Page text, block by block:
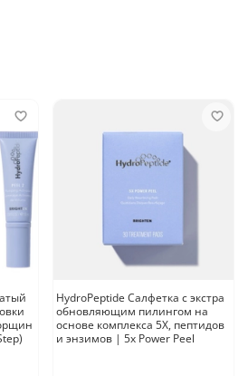
Распределите и внедрите легкими
движениями до полного
утреннего и вечернего ухода. Утром
SPF или как база под макияж.
США
HydroPeptide Салфетка с экстра
обновляющим пилингом на
основе комплекса 5Х, пептидов
и энзимов | 5x Power Peel